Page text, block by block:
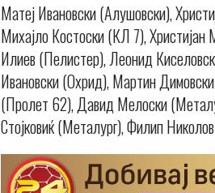
Матеј Ивановски (Алушовски),
Михајло Костоски (КЛ 7), Христијан
Илиев (Пелистер), Леонид
Ивановски (Охрид), Мартин
(Пролет 62), Давид Мелоски
Стојковиќ (Металург), Филип